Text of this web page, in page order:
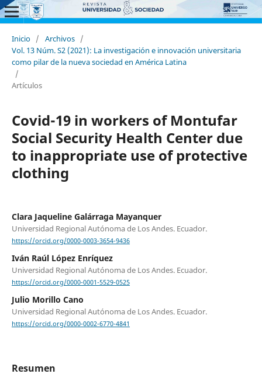
Inicio / Archivos /
Vol. 13 Núm. S2 (2021): La investigación e innovación universitaria
como pilar de la nueva sociedad en América Latina
/
Artículos
Covid-19 in workers of Montufar
Social Security Health Center due
to inappropriate use of protective
clothing
Clara Jaqueline Galárraga Mayanquer
Universidad Regional Autónoma de Los Andes. Ecuador.
https://orcid.org/0000-0003-3654-9436
Iván Raúl López Enríquez
Universidad Regional Autónoma de Los Andes. Ecuador.
https://orcid.org/0000-0001-5529-0525
Julio Morillo Cano
Universidad Regional Autónoma de Los Andes. Ecuador.
https://orcid.org/0000-0002-6770-4841
Resumen